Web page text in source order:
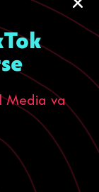
που
Media να